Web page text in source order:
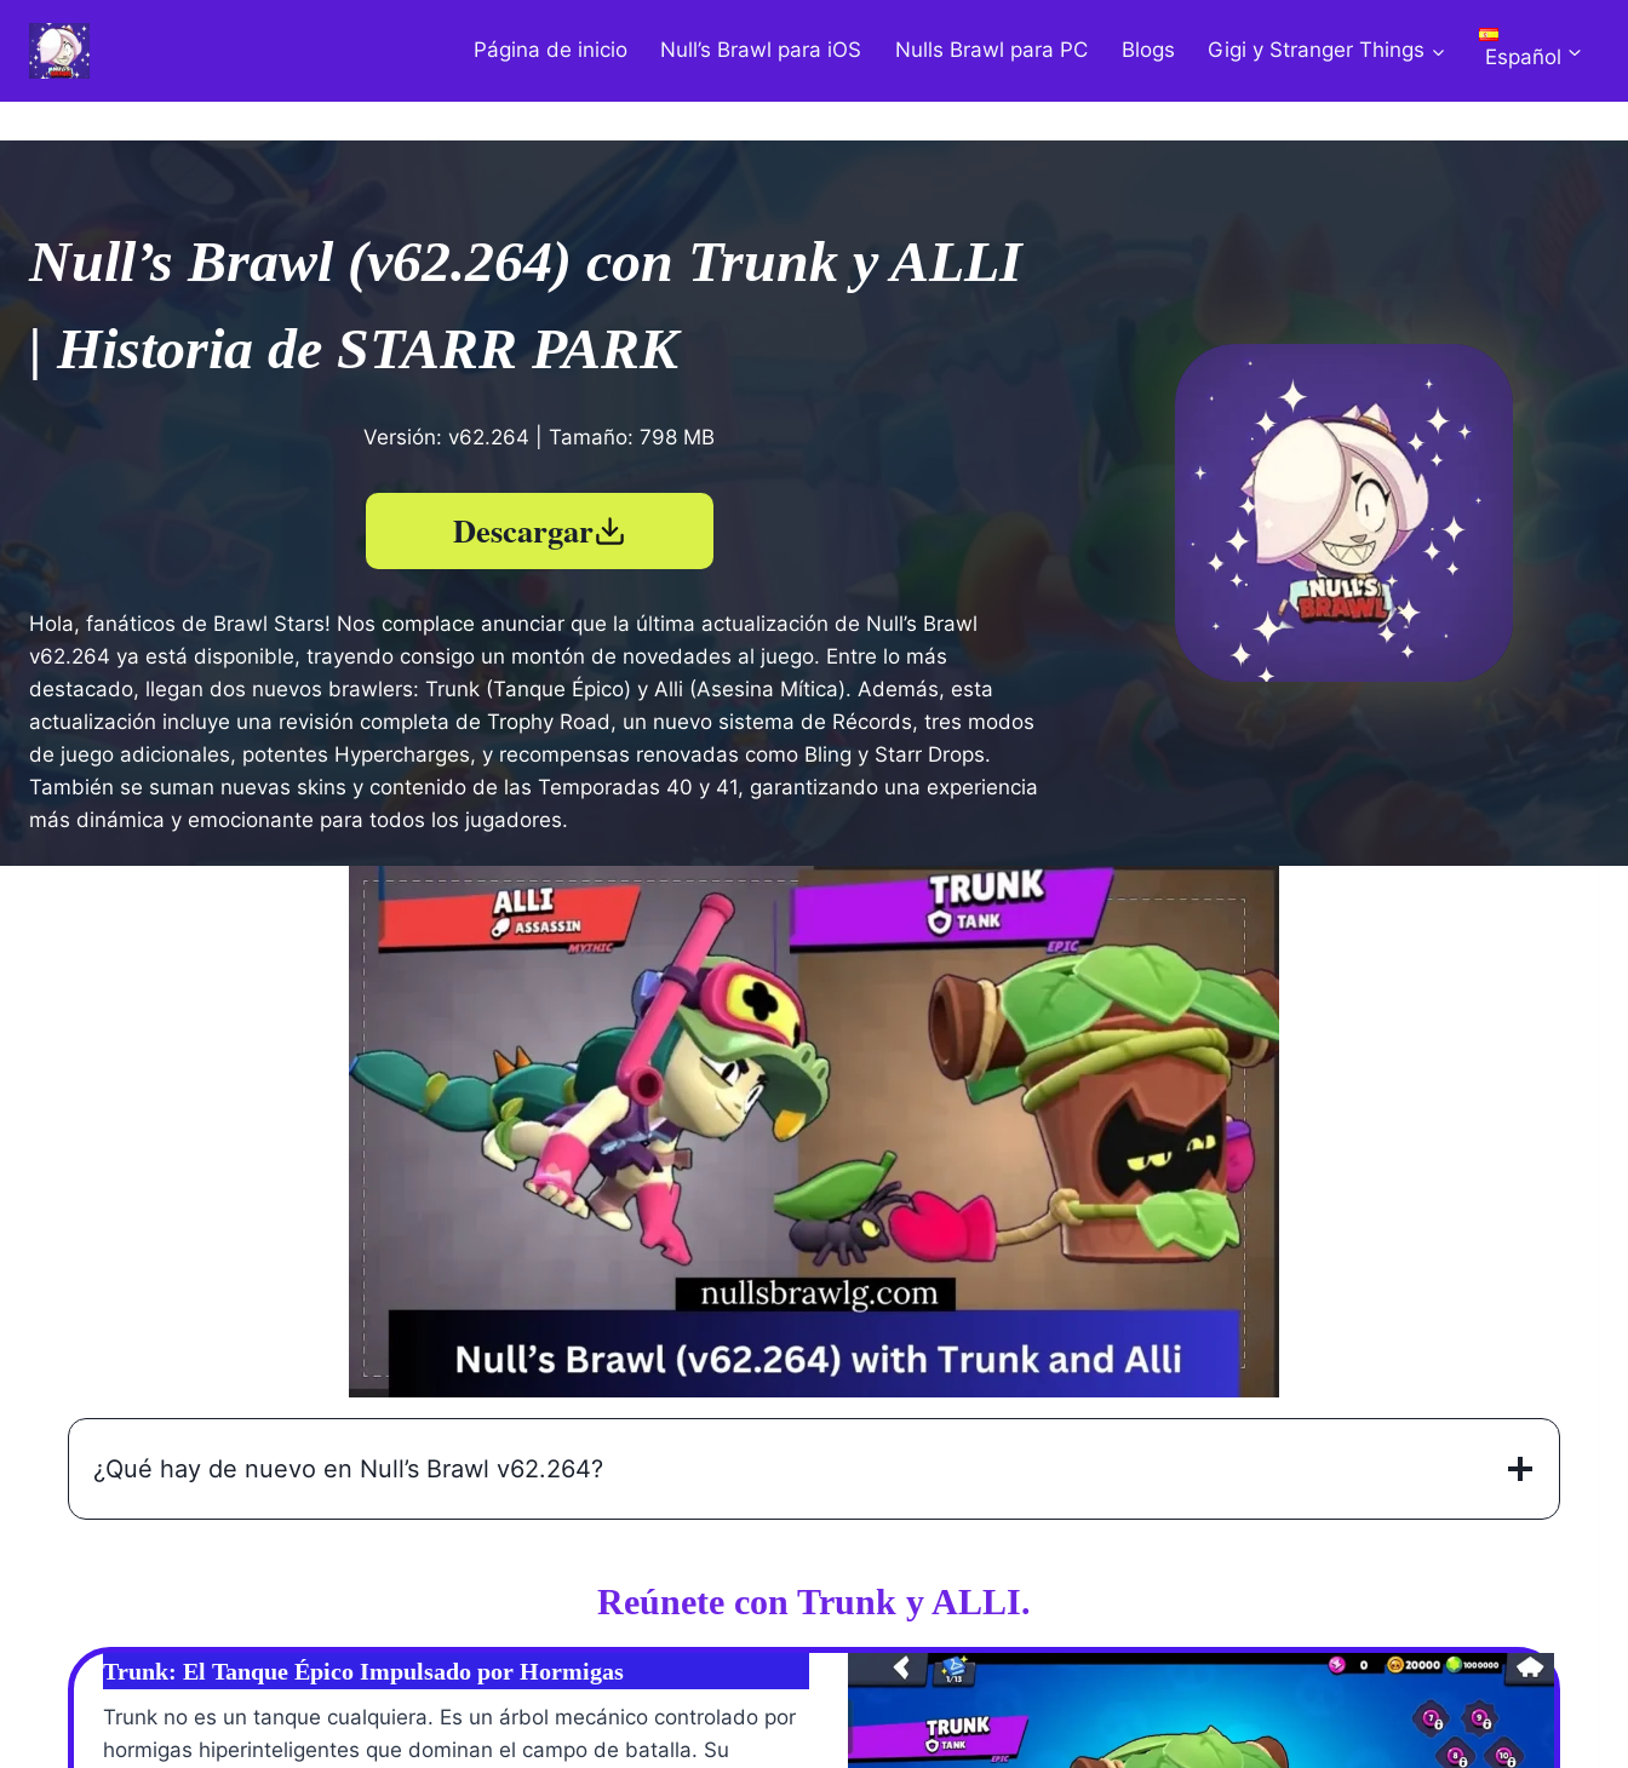
contenido
Página de inicio Null’s Brawl para iOS Nulls Brawl para PC Blogs Gigi y Stranger Things Español
Null’s Brawl (v62.264) con Trunk y ALLI
| Historia de STARR PARK
Versión: v62.264 | Tamaño: 798 MB
Descargar
Hola, fanáticos de Brawl Stars! Nos complace anunciar que la última actualización de Null’s Brawl
v62.264 ya está disponible, trayendo consigo un montón de novedades al juego. Entre lo más
destacado, llegan dos nuevos brawlers: Trunk (Tanque Épico) y Alli (Asesina Mítica). Además, esta
actualización incluye una revisión completa de Trophy Road, un nuevo sistema de Récords, tres modos
de juego adicionales, potentes Hypercharges, y recompensas renovadas como Bling y Starr Drops.
También se suman nuevas skins y contenido de las Temporadas 40 y 41, garantizando una experiencia
más dinámica y emocionante para todos los jugadores.
¿Qué hay de nuevo en Null’s Brawl v62.264?
Reúnete con Trunk y ALLI.
Trunk: El Tanque Épico Impulsado por Hormigas
Trunk no es un tanque cualquiera. Es un árbol mecánico controlado por
hormigas hiperinteligentes que dominan el campo de batalla. Su